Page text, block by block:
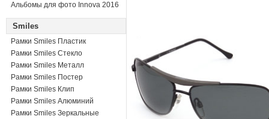
Альбомы для фото Innova 2016
Smiles
Рамки Smiles Пластик
Рамки Smiles Стекло
Рамки Smiles Металл
Рамки Smiles Постер
Рамки Smiles Клип
Рамки Smiles Алюминий
Рамки Smiles Зеркальные